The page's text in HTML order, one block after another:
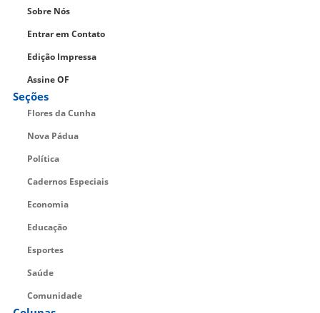
Sobre Nós
Entrar em Contato
Edição Impressa
Assine OF
Seções
Flores da Cunha
Nova Pádua
Política
Cadernos Especiais
Economia
Educação
Esportes
Saúde
Comunidade